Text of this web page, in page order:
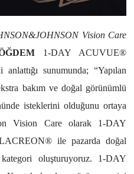
Vision Care
1-DAY ACUVUE®
sunumunda; “Yapılan
bakım ve doğal görünümlü
isteklerini olduğunu ortaya
Vision Care olarak 1-DAY
ile pazarda doğal
oluşturuyoruz. 1-DAY